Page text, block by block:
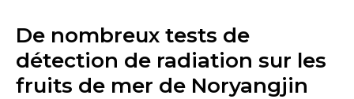
De nombreux tests de
détection de radiation sur les
fruits de mer de Noryangjin